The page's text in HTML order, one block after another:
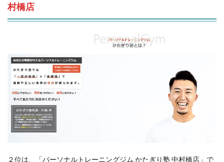
村橋店
２位は、「パーソナルトレーニングジム かたぎり塾 中村橋店」で